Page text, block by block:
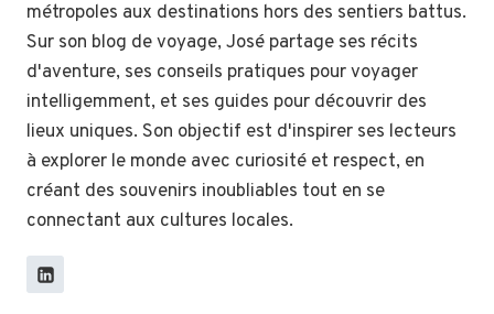
métropoles aux destinations hors des sentiers battus.
Sur son blog de voyage, José partage ses récits
d'aventure, ses conseils pratiques pour voyager
intelligemment, et ses guides pour découvrir des
lieux uniques. Son objectif est d'inspirer ses lecteurs
à explorer le monde avec curiosité et respect, en
créant des souvenirs inoubliables tout en se
connectant aux cultures locales.